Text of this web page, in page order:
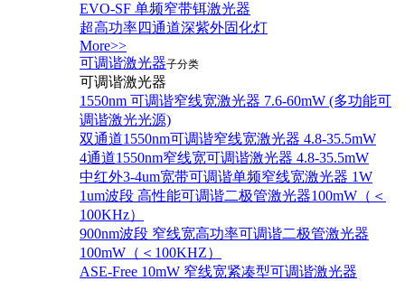
EVO-SF 单频窄带铒激光器
超高功率四通道深紫外固化灯
More>>
可调谐激光器子分类
可调谐激光器
1550nm 可调谐窄线宽激光器 7.6-60mW (多功能可
调谐激光光源)
双通道1550nm可调谐窄线宽激光器 4.8-35.5mW
4通道1550nm窄线宽可调谐激光器 4.8-35.5mW
中红外3-4um宽带可调谐单频窄线宽激光器 1W
1um波段 高性能可调谐二极管激光器100mW（＜
100KHz）
900nm波段 窄线宽高功率可调谐二极管激光器
100mW（＜100KHZ）
ASE-Free 10mW 窄线宽紧凑型可调谐激光器